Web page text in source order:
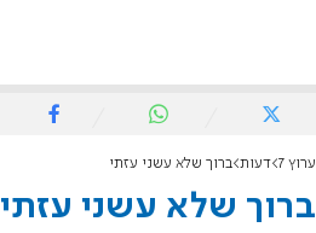
ערוץ 7 דעות ברוך שלא עשני עזתי
ברוך שלא עשני עזתי